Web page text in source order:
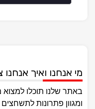
מי אנחנו ואיך אנחנו
באתר שלנו תוכלו למצוא
ומגוון פתרונות